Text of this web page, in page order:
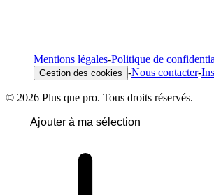
Mentions légales-Politique de
Gestion des cookies -Nous contacter-
© 2026 Plus que pro. Tous droits réservés.
Ajouter à ma sélection